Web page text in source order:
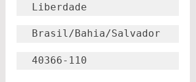
Liberdade
Brasil/Bahia/Salvador
40366-110